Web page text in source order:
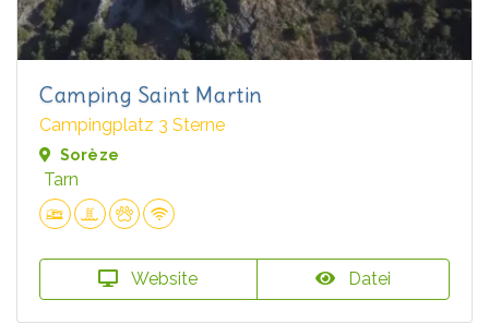
Camping Saint Martin
Campingplatz 3 Sterne
Sorèze
Tarn
Website Datei